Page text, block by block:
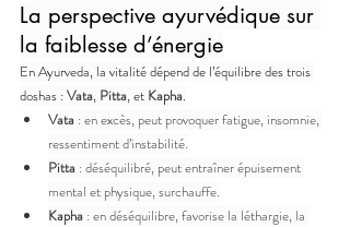
La perspective ayurvédique sur
la faiblesse d’énergie
En Ayurveda, la vitalité dépend de l’équilibre des trois
doshas : Vata, Pitta, et Kapha.
Vata : en excès, peut provoquer fatigue, insomnie,
ressentiment d’instabilité.
Pitta : déséquilibré, peut entraîner épuisement
mental et physique, surchauffe.
Kapha : en déséquilibre, favorise la léthargie, la